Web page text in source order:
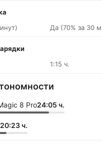
Да (70% за 30
1:15 ч.
8 Pro24:05 ч.
20:23 ч.